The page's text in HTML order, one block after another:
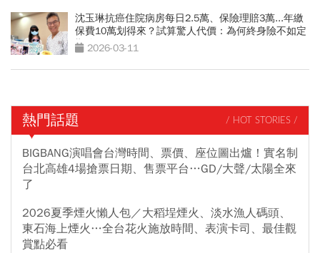
沈玉琳抗癌住院病房每日2.5萬、保險理賠3萬...年繳
保費10萬划得來？試算驚人代價：為何終身險不如定
期險2026-03-11
熱門話題 / HOT STORIES /
BIGBANG演唱會台灣時間、票價、座位圖出爐！實名制
台北高雄4場搶票日期、售票平台…GD/大聲/太陽全來
了
2026夏季煙火懶人包／大稻埕煙火、淡水漁人碼頭、
東石海上煙火…全台花火施放時間、表演卡司、最佳觀
賞點必看